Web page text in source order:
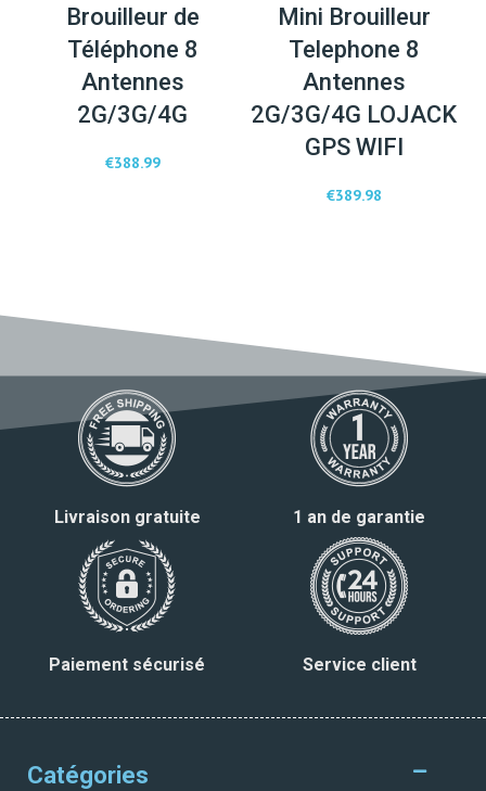
Brouilleur de
Téléphone 8
Antennes
2G/3G/4G
€388.99
Mini Brouilleur
Telephone 8
Antennes
2G/3G/4G LOJACK
GPS WIFI
€389.98
Livraison gratuite 1 an de garantie
Paiement sécurisé Service client
Catégories